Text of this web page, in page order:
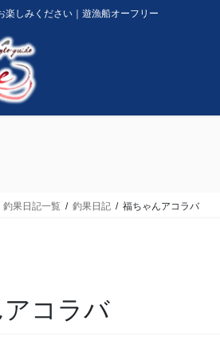
楽しみください｜遊漁船オーフリー
釣果日記一覧 釣果日記 福ちゃんアコラバ
コラバ